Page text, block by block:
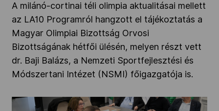
A milánó-cortinai téli olimpia aktualitásai mellett
az LA10 Programról hangzott el tájékoztatás a
Magyar Olimpiai Bizottság Orvosi
Bizottságának hétfői ülésén, melyen részt vett
dr. Baji Balázs, a Nemzeti Sportfejlesztési és
Módszertani Intézet (NSMI) főigazgatója is.
Milánó-Cortina és Los Angeles a szakmai